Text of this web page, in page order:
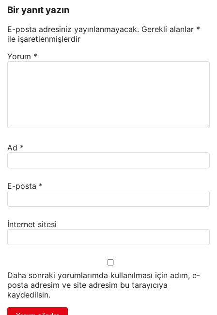
Bir yanıt yazın
E-posta adresiniz yayınlanmayacak. Gerekli alanlar *
ile işaretlenmişlerdir
Yorum *
Ad *
E-posta *
İnternet sitesi
Daha sonraki yorumlarımda kullanılması için adım, e-
posta adresim ve site adresim bu tarayıcıya
kaydedilsin.